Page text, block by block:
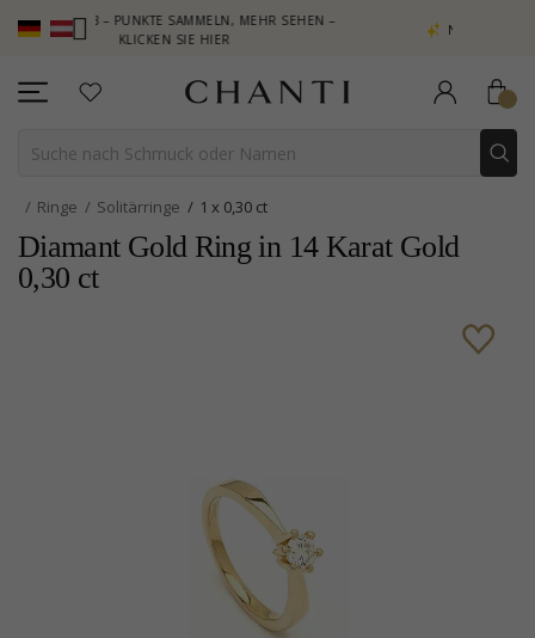
– PUNKTE SAMMELN, MEHR SEHEN –
KLICKEN SIE HIER
NEW COLLECTION |
Ringe Solitärringe 1 x 0,30 ct
Diamant Gold Ring in 14 Karat Gold
0,30 ct